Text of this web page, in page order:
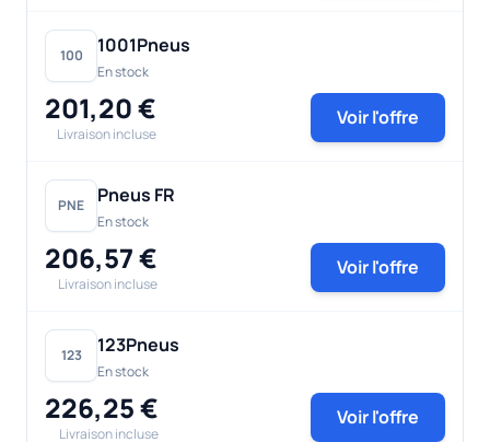
100 1001Pneus
En stock
201,20 €
Livraison incluse
Voir l'offre
PNE Pneus FR
En stock
206,57 €
Livraison incluse
Voir l'offre
123 123Pneus
En stock
226,25 €
Livraison incluse
Voir l'offre